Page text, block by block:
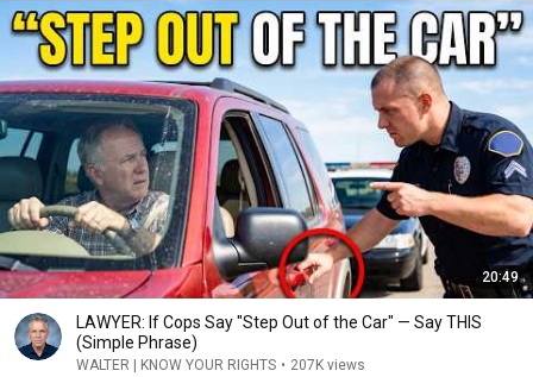
20:49
LAWYER: If Cops Say "Step Out of the Car" — Say THIS
(Simple Phrase)
WALTER | KNOW YOUR RIGHTS • 207K views